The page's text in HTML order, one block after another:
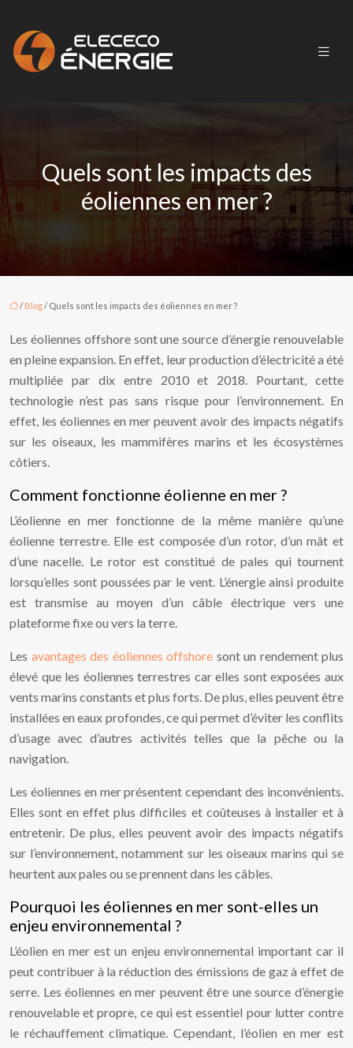
Quels sont les impacts des
éoliennes en mer ?
/ Blog/ Quels sont les impacts des éoliennes en mer ?
Les éoliennes offshore sont une source d’énergie renouvelable
en pleine expansion. En effet, leur production d’électricité a été
multipliée par dix entre 2010 et 2018. Pourtant, cette
technologie n’est pas sans risque pour l’environnement. En
effet, les éoliennes en mer peuvent avoir des impacts négatifs
sur les oiseaux, les mammifères marins et les écosystèmes
côtiers.
Comment fonctionne éolienne en mer ?
L’éolienne en mer fonctionne de la même manière qu’une
éolienne terrestre. Elle est composée d’un rotor, d’un mât et
d’une nacelle. Le rotor est constitué de pales qui tournent
lorsqu’elles sont poussées par le vent. L’énergie ainsi produite
est transmise au moyen d’un câble électrique vers une
plateforme fixe ou vers la terre.
Les avantages des éoliennes offshore sont un rendement plus
élevé que les éoliennes terrestres car elles sont exposées aux
vents marins constants et plus forts. De plus, elles peuvent être
installées en eaux profondes, ce qui permet d’éviter les conflits
d’usage avec d’autres activités telles que la pêche ou la
navigation.
Les éoliennes en mer présentent cependant des inconvénients.
Elles sont en effet plus difficiles et coûteuses à installer et à
entretenir. De plus, elles peuvent avoir des impacts négatifs
sur l’environnement, notamment sur les oiseaux marins qui se
heurtent aux pales ou se prennent dans les câbles.
Pourquoi les éoliennes en mer sont-elles un
enjeu environnemental ?
L’éolien en mer est un enjeu environnemental important car il
peut contribuer à la réduction des émissions de gaz à effet de
serre. Les éoliennes en mer peuvent être une source d’énergie
renouvelable et propre, ce qui est essentiel pour lutter contre
le réchauffement climatique. Cependant, l’éolien en mer est